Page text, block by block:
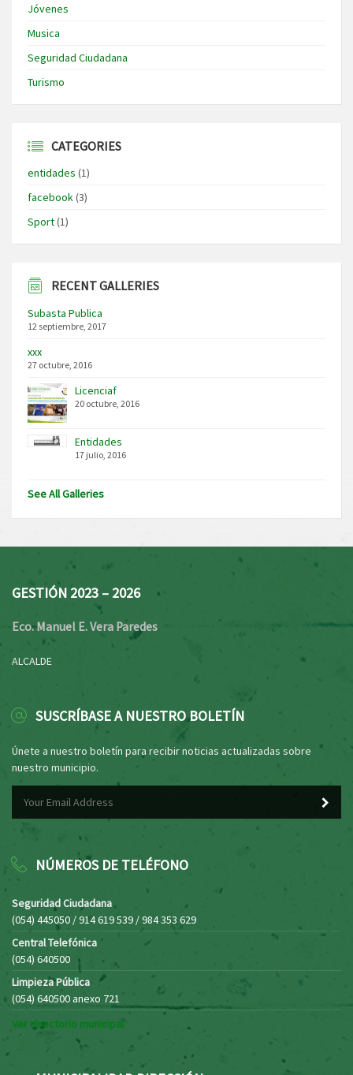
Jóvenes
Musica
Seguridad Ciudadana
Turismo
CATEGORIES
entidades (1)
facebook(3)
Sport(1)
RECENT GALLERIES
Subasta Publica
12 septiembre, 2017
xxx
27 octubre, 2016
Licenciaf
20 octubre, 2016
Entidades
17 julio, 2016
See All Galleries
GESTIÓN 2023 – 2026
Eco. Manuel E. Vera Paredes
ALCALDE
SUSCRÍBASE A NUESTRO BOLETÍN
Únete a nuestro boletín para recibir noticias actualizadas sobre
nuestro municipio.
NÚMEROS DE TELÉFONO
Seguridad Ciudadana
(054) 445050 / 914 619 539 / 984 353 629
Central Telefónica
(054) 640500
Limpieza Pública
(054) 640500 anexo 721
Ver directorio municipal